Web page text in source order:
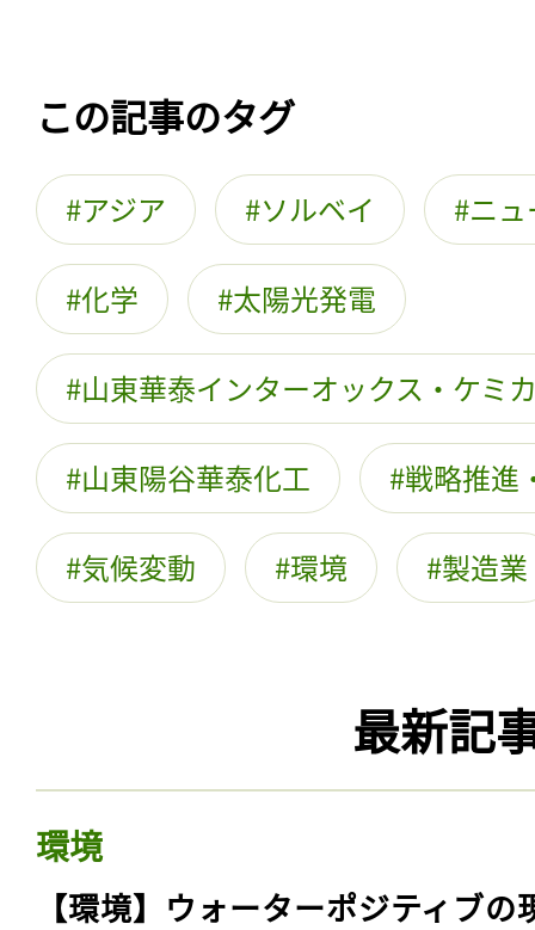
この記事のタグ
アジア ソルベイ ニ
化学 太陽光発電
山東華泰インターオックス・ケミ
山東陽谷華泰化工 戦略推進
気候変動 環境 製造業
最新記
環境
【環境】ウォーターポジティブの